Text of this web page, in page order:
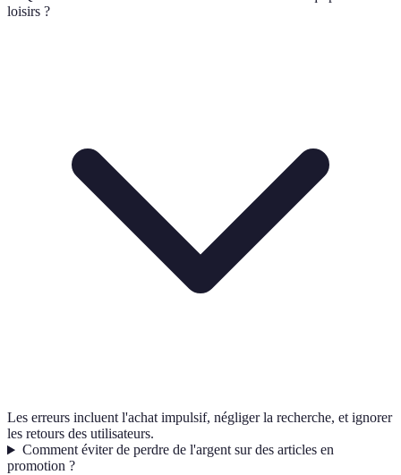
loisirs ?
Les erreurs incluent l'achat impulsif, négliger la recherche, et ignorer
les retours des utilisateurs.
Comment éviter de perdre de l'argent sur des articles en
promotion ?